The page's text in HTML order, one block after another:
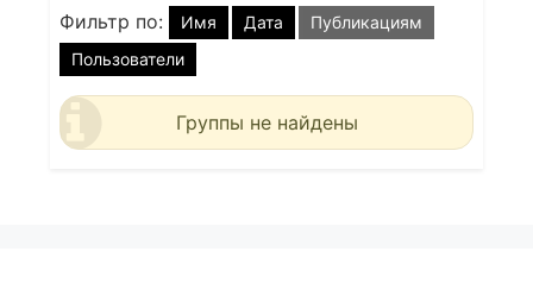
Фильтр по: Имя Дата
Публикациям
Пользователи
Группы не найдены